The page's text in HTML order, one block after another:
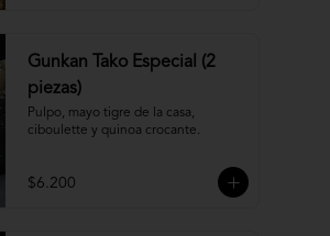
Gunkan Tako Especial (2
piezas)
Pulpo, mayo tigre de la casa,
ciboulette y quinoa crocante.
$6.200